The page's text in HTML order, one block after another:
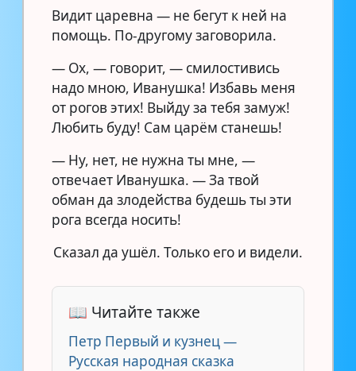
Видит царевна — не бегут к ней на
помощь. По-другому заговорила.
— Ох, — говорит, — смилостивись
надо мною, Иванушка! Избавь меня
от рогов этих! Выйду за тебя замуж!
Любить буду! Сам царём станешь!
— Ну, нет, не нужна ты мне, —
отвечает Иванушка. — За твой
обман да злодейства будешь ты эти
рога всегда носить!
Сказал да ушёл. Только его и видели.
📖 Читайте также
Петр Первый и кузнец —
Русская народная сказка